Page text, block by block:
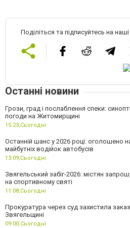
Поділіться та підписуйтесь на
Останні новини
Грози, град і послаблення спеки:
погоди на Житомирщині
15:23,Сьогодні
Останній шанс у 2026 році: оголошено
майбутніх водійок автобусів
13:09,Сьогодні
Звягельський забіг-2026: містян
на спортивному святі
11:08,Сьогодні
Прокуратура через суд захистила
Звягельщині
09:00,Сьогодні